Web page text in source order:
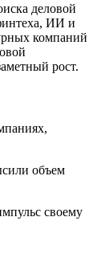
деловой
ИИ и
компаний
рост.
объем
своему